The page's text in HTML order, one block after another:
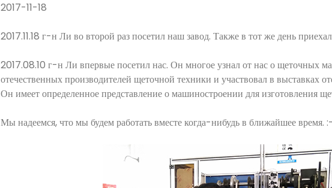
2017-11-18
2017.11.18 г-н Ли во второй раз посетил наш завод. Также в тот же день
2017.08.10 г-н Ли впервые посетил нас. Он многое узнал от нас о щеточных
отечественных производителей щеточной техники и участвовал в выставках
Он имеет определенное представление о машиностроении для изготовления
Мы надеемся, что мы будем работать вместе когда-нибудь в ближайшее время.